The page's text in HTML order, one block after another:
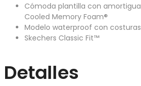
Cómoda plantilla con
Cooled Memory Foam®
Modelo waterproof con
Skechers Classic Fit™
Detalles